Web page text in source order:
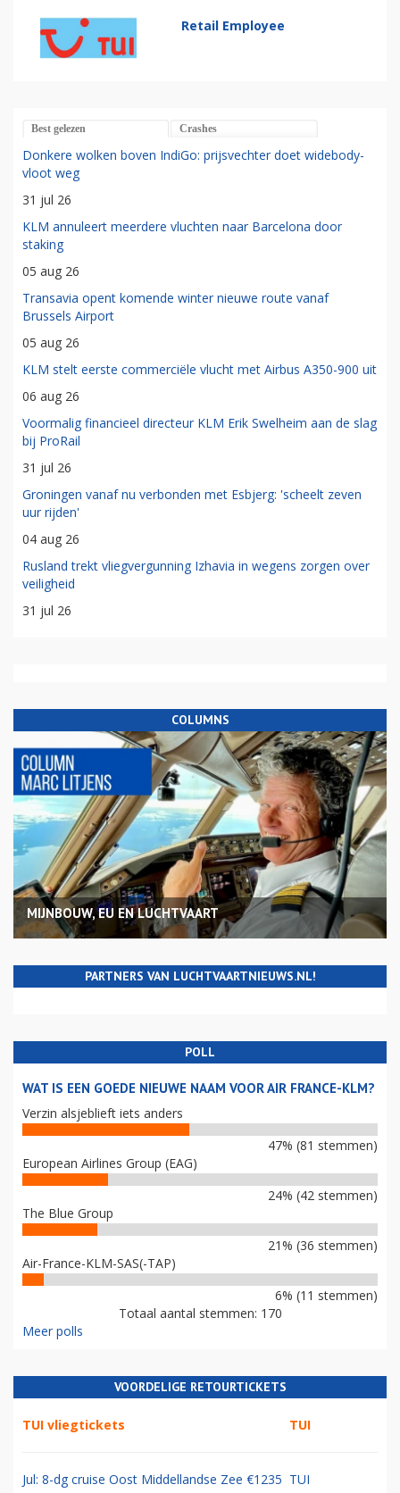
Retail Employee
Best gelezen Crashes
Donkere wolken boven IndiGo: prijsvechter doet widebody-
vloot weg
31 jul 26
KLM annuleert meerdere vluchten naar Barcelona door
staking
05 aug 26
Transavia opent komende winter nieuwe route vanaf
Brussels Airport
05 aug 26
KLM stelt eerste commerciële vlucht met Airbus A350-900 uit
06 aug 26
Voormalig financieel directeur KLM Erik Swelheim aan de slag
bij ProRail
31 jul 26
Groningen vanaf nu verbonden met Esbjerg: 'scheelt zeven
uur rijden'
04 aug 26
Rusland trekt vliegvergunning Izhavia in wegens zorgen over
veiligheid
31 jul 26
COLUMNS
MIJNBOUW, EU EN LUCHTVAART
PARTNERS VAN LUCHTVAARTNIEUWS.NL!
POLL
WAT IS EEN GOEDE NIEUWE NAAM VOOR AIR FRANCE-KLM?
Verzin alsjeblieft iets anders
47% (81 stemmen)
European Airlines Group (EAG)
24% (42 stemmen)
The Blue Group
21% (36 stemmen)
Air-France-KLM-SAS(-TAP)
6% (11 stemmen)
Totaal aantal stemmen: 170
Meer polls
VOORDELIGE RETOURTICKETS
TUI vliegtickets TUI
Jul: 8-dg cruise Oost Middellandse Zee €1235 TUI